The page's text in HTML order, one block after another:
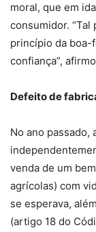
moral, que em
consumidor.
princípio da boa-
confiança”,
Defeito de
No ano passado,
venda de um
agrícolas) com
se esperava,
(artigo 18 do